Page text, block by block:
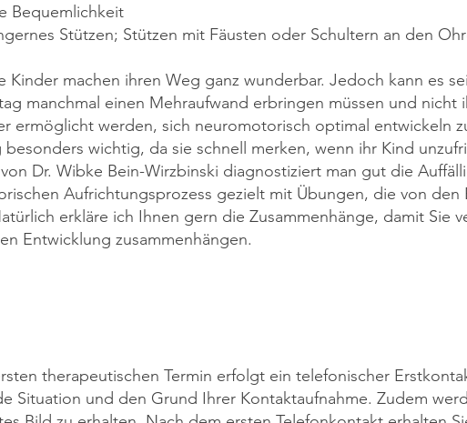
Bequemlichkeit
Stützen; Stützen mit Fäusten oder Schultern an den
Kinder machen ihren Weg ganz wunderbar. Jedoch kann es
manchmal einen Mehraufwand erbringen müssen und nicht
ermöglicht werden, sich neuromotorisch optimal entwickeln
besonders wichtig, da sie schnell merken, wenn ihr Kind
Dr. Wibke Bein-Wirzbinski diagnostiziert man gut die
Aufrichtungsprozess gezielt mit Übungen, die von
erkläre ich Ihnen gern die Zusammenhänge, damit Sie
Entwicklung zusammenhängen.
therapeutischen Termin erfolgt ein telefonischer
Situation und den Grund Ihrer Kontaktaufnahme. Zudem